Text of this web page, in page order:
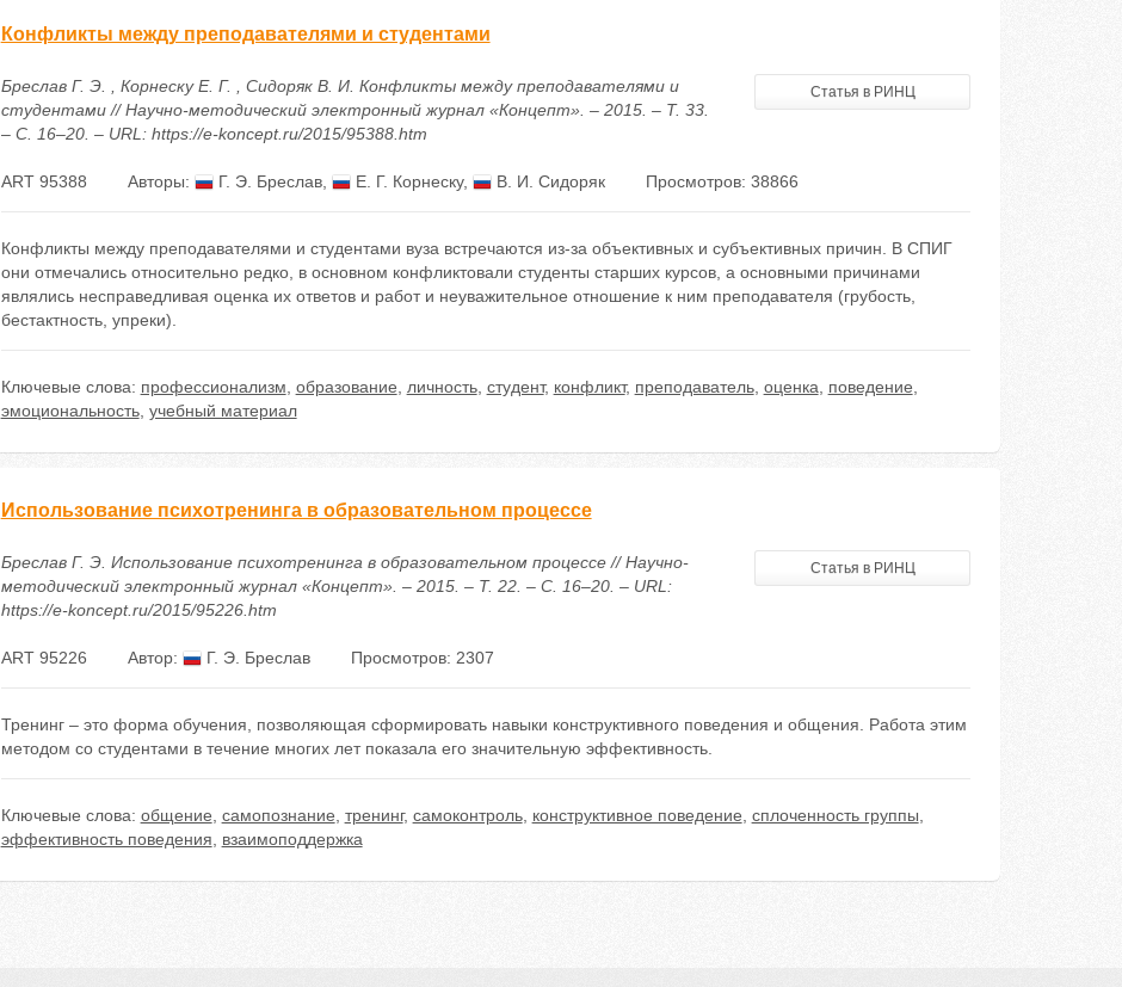
Конфликты между преподавателями и студентами
Бреслав Г. Э. , Корнеску Е. Г. , Сидоряк В. И. Конфликты между преподавателями и
студентами // Научно-методический электронный журнал «Концепт». – 2015. – Т. 33.
– С. 16–20. – URL: https://e-koncept.ru/2015/95388.htm
Статья в РИНЦ
ART 95388 Авторы: Г. Э. Бреслав, Е. Г. Корнеску, В. И. Сидоряк Просмотров: 38866
Конфликты между преподавателями и студентами вуза встречаются из-за объективных и субъективных причин. В СПИГ
они отмечались относительно редко, в основном конфликтовали студенты старших курсов, а основными причинами
являлись несправедливая оценка их ответов и работ и неуважительное отношение к ним преподавателя (грубость,
бестактность, упреки).
Ключевые слова: профессионализм образование личность, студент, конфликт, преподаватель, оценка поведение
эмоциональность, учебный материал
Использование психотренинга в образовательном процессе
Бреслав Г. Э. Использование психотренинга в образовательном процессе // Научно-
методический электронный журнал «Концепт». – 2015. – Т. 22. – С. 16–20. – URL:
https://e-koncept.ru/2015/95226.htm
Статья в РИНЦ
ART 95226 Автор: Г. Э. Бреслав Просмотров: 2307
Тренинг – это форма обучения, позволяющая сформировать навыки конструктивного поведения и общения. Работа этим
методом со студентами в течение многих лет показала его значительную эффективность.
Ключевые слова: общение самопознание тренинг, самоконтроль, конструктивное поведение сплоченность группы
эффективность поведения
взаимоподдержка